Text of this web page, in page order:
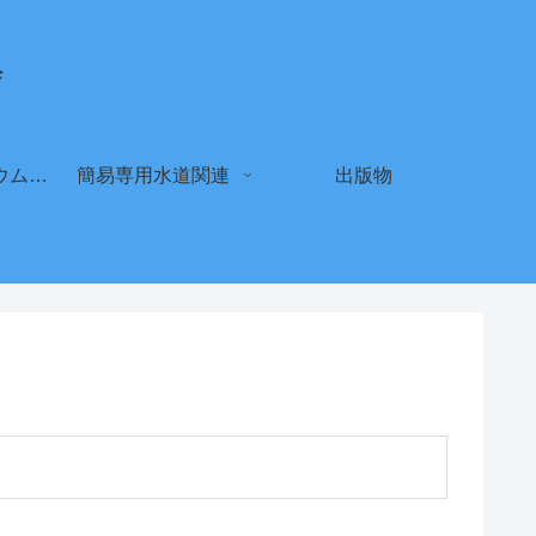
クリプトスポリジウム セカンドオピニオン登録申請（新規・更新） 簡易専用水道関連 出版物